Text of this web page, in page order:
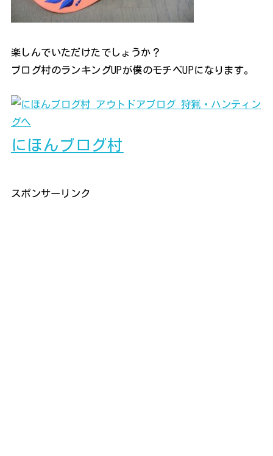
楽しんでいただけたでしょうか？
ブログ村のランキングUPが僕のモチベUPになります。
にほんブログ村
スポンサーリンク